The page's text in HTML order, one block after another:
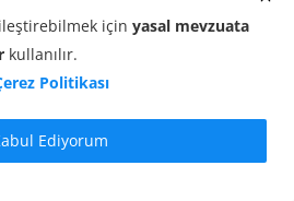
için yasal mevzuata
kullanılır.
Politikası
Ediyorum